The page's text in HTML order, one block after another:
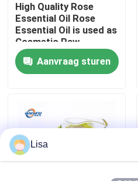
Fabriekstocht
Kwaliteitscontrole
Nieuws
High Quality Rose
Essential Oil Rose
Essential Oil is used as
Cosmetic Raw
Material
Aanvraag sturen
Lisa